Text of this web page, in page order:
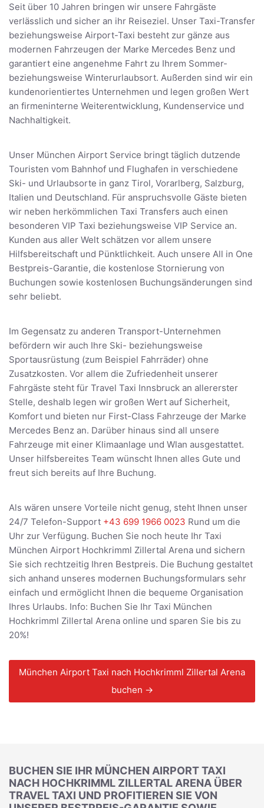
Seit über 10 Jahren bringen wir unsere Fahrgäste
verlässlich und sicher an ihr Reiseziel. Unser Taxi-Transfer
beziehungsweise Airport-Taxi besteht zur gänze aus
modernen Fahrzeugen der Marke Mercedes Benz und
garantiert eine angenehme Fahrt zu Ihrem Sommer-
beziehungsweise Winterurlaubsort. Außerden sind wir ein
kundenorientiertes Unternehmen und legen großen Wert
an firmeninterne Weiterentwicklung, Kundenservice und
Nachhaltigkeit.
Unser München Airport Service bringt täglich dutzende
Touristen vom Bahnhof und Flughafen in verschiedene
Ski- und Urlaubsorte in ganz Tirol, Vorarlberg, Salzburg,
Italien und Deutschland. Für anspruchsvolle Gäste bieten
wir neben herkömmlichen Taxi Transfers auch einen
besonderen VIP Taxi beziehungsweise VIP Service an.
Kunden aus aller Welt schätzen vor allem unsere
Hilfsbereitschaft und Pünktlichkeit. Auch unsere All in One
Bestpreis-Garantie, die kostenlose Stornierung von
Buchungen sowie kostenlosen Buchungsänderungen sind
sehr beliebt.
Im Gegensatz zu anderen Transport-Unternehmen
befördern wir auch Ihre Ski- beziehungsweise
Sportausrüstung (zum Beispiel Fahrräder) ohne
Zusatzkosten. Vor allem die Zufriedenheit unserer
Fahrgäste steht für Travel Taxi Innsbruck an allererster
Stelle, deshalb legen wir großen Wert auf Sicherheit,
Komfort und bieten nur First-Class Fahrzeuge der Marke
Mercedes Benz an. Darüber hinaus sind all unsere
Fahrzeuge mit einer Klimaanlage und Wlan ausgestattet.
Unser hilfsbereites Team wünscht Ihnen alles Gute und
freut sich bereits auf Ihre Buchung.
Als wären unsere Vorteile nicht genug, steht Ihnen unser
24/7 Telefon-Support +43 699 1966 0023 Rund um die
Uhr zur Verfügung. Buchen Sie noch heute Ihr Taxi
München Airport Hochkrimml Zillertal Arena und sichern
Sie sich rechtzeitig Ihren Bestpreis. Die Buchung gestaltet
sich anhand unseres modernen Buchungsformulars sehr
einfach und ermöglicht Ihnen die bequeme Organisation
Ihres Urlaubs. Info: Buchen Sie Ihr Taxi München
Hochkrimml Zillertal Arena online und sparen Sie bis zu
20%!
München Airport Taxi nach Hochkrimml Zillertal Arena
buchen →
BUCHEN SIE IHR MÜNCHEN AIRPORT TAXI
NACH HOCHKRIMML ZILLERTAL ARENA ÜBER
TRAVEL TAXI UND PROFITIEREN SIE VON